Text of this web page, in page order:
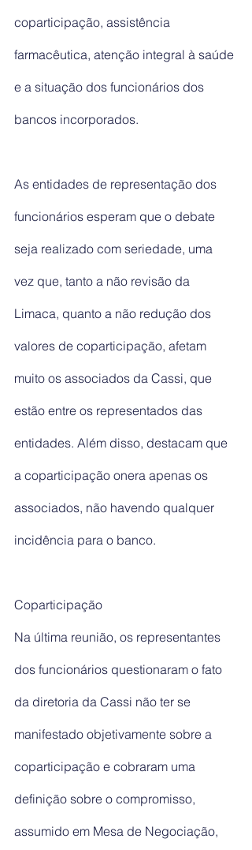
coparticipação, assistência
farmacêutica, atenção integral à saúde
e a situação dos funcionários dos
bancos incorporados.
As entidades de representação dos
funcionários esperam que o debate
seja realizado com seriedade, uma
vez que, tanto a não revisão da
Limaca, quanto a não redução dos
valores de coparticipação, afetam
muito os associados da Cassi, que
estão entre os representados das
entidades. Além disso, destacam que
a coparticipação onera apenas os
associados, não havendo qualquer
incidência para o banco.
Coparticipação
Na última reunião, os representantes
dos funcionários questionaram o fato
da diretoria da Cassi não ter se
manifestado objetivamente sobre a
coparticipação e cobraram uma
definição sobre o compromisso,
assumido em Mesa de Negociação,